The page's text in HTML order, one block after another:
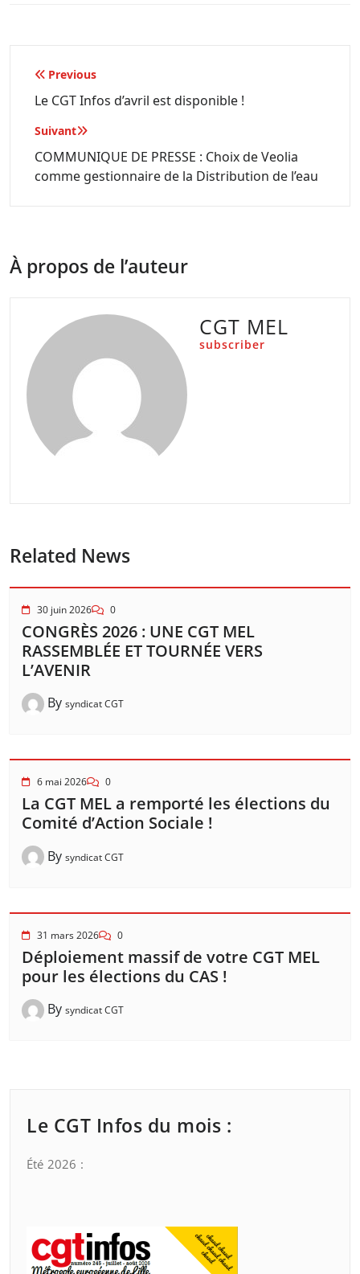
Navigation
de
l’article
Previous
Le CGT Infos d’avril est disponible !
Suivant
COMMUNIQUE DE PRESSE : Choix de Veolia
comme gestionnaire de la Distribution de l’eau
À propos de l’auteur
CGT MEL
subscriber
Related News
30 juin 2026 0
CONGRÈS 2026 : UNE CGT MEL
RASSEMBLÉE ET TOURNÉE VERS
L’AVENIR
By syndicat CGT
6 mai 2026 0
La CGT MEL a remporté les élections du
Comité d’Action Sociale !
By syndicat CGT
31 mars 2026 0
Déploiement massif de votre CGT MEL
pour les élections du CAS !
By syndicat CGT
Le CGT Infos du mois :
Été 2026 :